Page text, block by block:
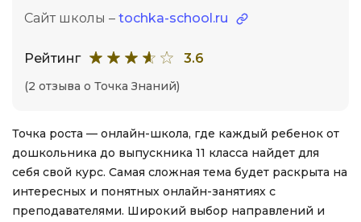
Сайт школы – tochka-school.ru
Рейтинг 3.6
(2 отзыва о Точка Знаний)
Точка роста — онлайн-школа, где каждый ребенок от
дошкольника до выпускника 11 класса найдет для
себя свой курс. Самая сложная тема будет раскрыта на
интересных и понятных онлайн-занятиях с
преподавателями. Широкий выбор направлений и